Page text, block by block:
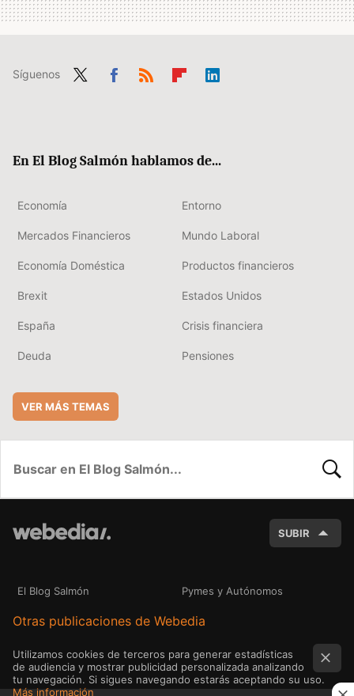
Síguenos
En El Blog Salmón hablamos de...
Economía Entorno
Mercados Financieros Mundo Laboral
Economía Doméstica Productos financieros
Brexit Estados Unidos
España Crisis financiera
Deuda Pensiones
VER MÁS TEMAS
SUBIR
El Blog Salmón Pymes y Autónomos
Otras publicaciones de Webedia
Utilizamos cookies de terceros para generar estadísticas
de audiencia y mostrar publicidad personalizada analizando
tu navegación. Si sigues navegando estarás aceptando su uso.
Más información